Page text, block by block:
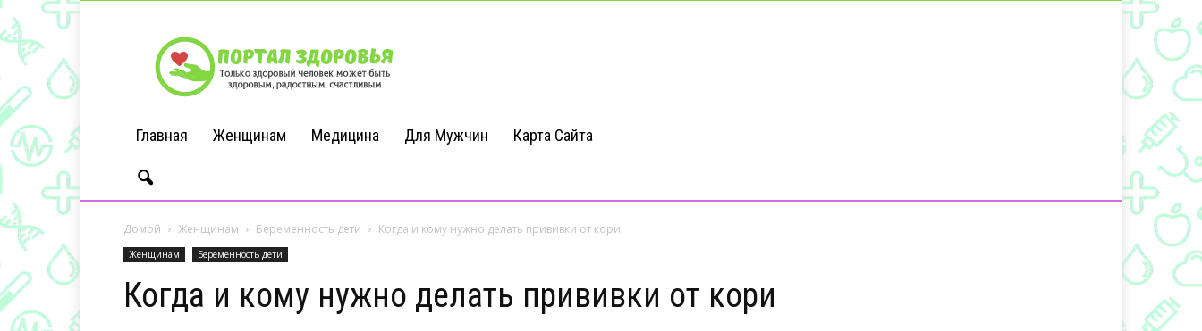
Портал
Здоровья
Главная Женщинам Медицина Для Мужчин Карта Сайта
Домой Женщинам Беременность дети Когда и кому нужно делать прививки от кори
Женщинам Беременность дети
Когда и кому нужно делать прививки от кори